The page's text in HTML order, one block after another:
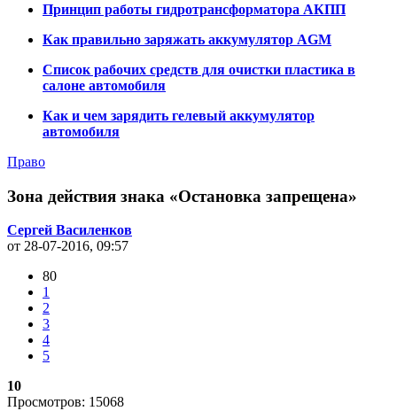
Принцип работы гидротрансформатора АКПП
Как правильно заряжать аккумулятор AGM
Список рабочих средств для очистки пластика в
салоне автомобиля
Как и чем зарядить гелевый аккумулятор
автомобиля
Право
Зона действия знака «Остановка запрещена»
Сергей Василенков
от 28-07-2016, 09:57
80
1
2
3
4
5
10
Просмотров: 15068